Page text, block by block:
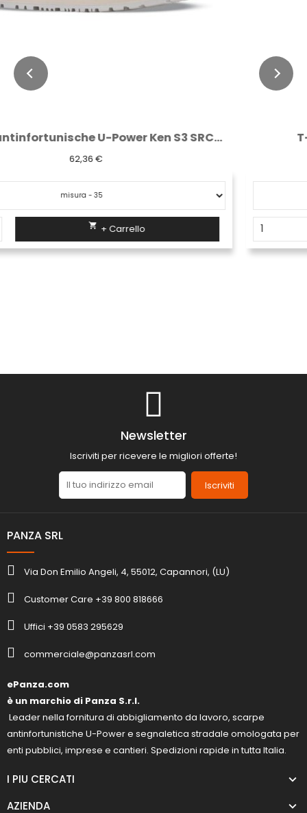
T-Shirt Linear Deep Blue U-Power
Newsletter
Iscriviti per ricevere le migliori offerte!
Iscriviti
PANZA SRL
Via Don Emilio Angeli, 4, 55012, Capannori, (LU)
Customer Care +39 800 818666
Uffici +39 0583 295629
commerciale@panzasrl.com
ePanza.com
è un marchio di Panza S.r.l.
Leader nella fornitura di abbigliamento da lavoro, scarpe
antinfortunistiche U-Power e segnaletica stradale omologata per
enti pubblici, imprese e cantieri. Spedizioni rapide in tutta Italia.
I PIU CERCATI
AZIENDA